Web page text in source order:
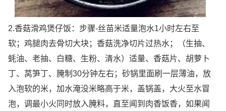
2.香菇滑鸡煲仔饭：步骤-丝苗米适量泡水1小时左右至
软；鸡腿肉去骨切大块；香菇洗净切片过热水；（生抽、
蚝油、老抽、白糖、生粉、清水）适量、香菇片、胡萝卜
丁、莴笋丁、腌制30分钟左右；砂锅里面刷一层薄油，放
入泡软的米，加水淹没米略高于米，盖锅盖，大火至水冒
泡，调最小火同时放入腌料，直至闻到肉香饭香，如果闻